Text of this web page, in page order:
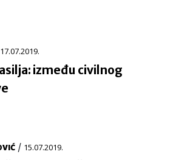
17.07.2019.
između civilnog
/ 15.07.2019.